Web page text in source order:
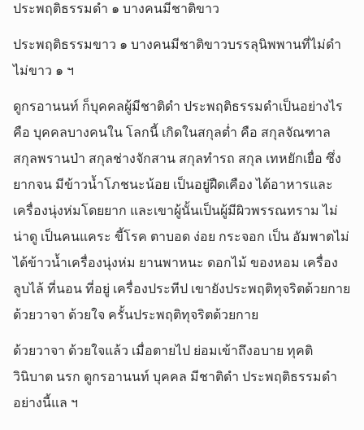
ประพฤติธรรมดำ ๑ บางคนมีชาติขาว
ประพฤติธรรมขาว ๑ บางคนมีชาติขาวบรรลุนิพพานที่ไม่ดำ
ไม่ขาว ๑ ฯ
ดูกรอานนท์ ก็บุคคลผู้มีชาติดำ ประพฤติธรรมดำเป็นอย่างไร
คือ บุคคลบางคนใน โลกนี้ เกิดในสกุลต่ำ คือ สกุลจัณฑาล
สกุลพรานป่า สกุลช่างจักสาน สกุลทำรถ สกุล เทหยักเยื่อ ซึ่ง
ยากจน มีข้าวน้ำโภชนะน้อย เป็นอยู่ฝืดเคือง ได้อาหารและ
เครื่องนุ่งห่มโดยยาก และเขาผู้นั้นเป็นผู้มีผิวพรรณทราม ไม่
น่าดู เป็นคนแคระ ขี้โรค ตาบอด ง่อย กระจอก เป็น อัมพาตไม่
ได้ข้าวน้ำเครื่องนุ่งห่ม ยานพาหนะ ดอกไม้ ของหอม เครื่อง
ลูบไล้ ที่นอน ที่อยู่ เครื่องประทีป เขายังประพฤติทุจริตด้วยกาย
ด้วยวาจา ด้วยใจ ครั้นประพฤติทุจริตด้วยกาย
ด้วยวาจา ด้วยใจแล้ว เมื่อตายไป ย่อมเข้าถึงอบาย ทุคติ
วินิบาต นรก ดูกรอานนท์ บุคคล มีชาติดำ ประพฤติธรรมดำ
อย่างนี้แล ฯ